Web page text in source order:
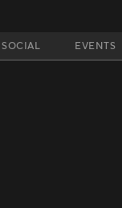
SOCIAL EVENTS